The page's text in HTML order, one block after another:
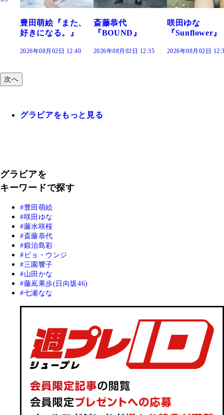
また、
。』
12:40
斎藤恭代
『BOUND』
2026年08月02日 12:35
咲田ゆな
『Sunflower』
2026年08月02日 12:30
藤水咲桜
だまり』
2026年08月02
次へ
グラビアをもっと見る
グラビアを
キーワードで探す
豊田萌絵
咲田ゆな
藤水咲桜
斎藤恭代
鍛治島彩
ピョ・ウンジ
三園響子
山田かな
藤嶌果歩(日向坂46)
七瀬なな